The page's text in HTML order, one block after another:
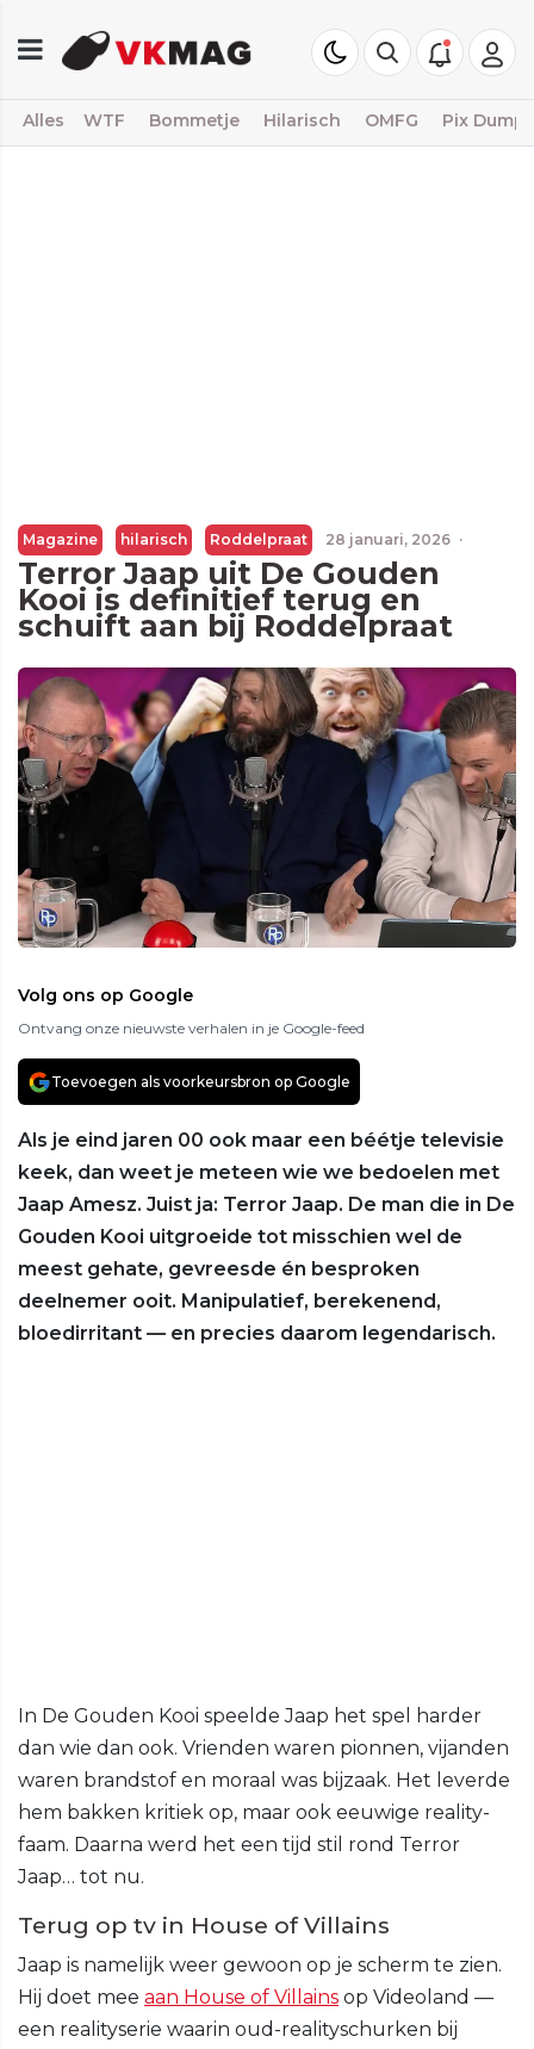
Alles WTF Bommetje Hilarisch OMFG Pix Dump
Magazine hilarisch Roddelpraat 28 januari, 2026 ·
Terror Jaap uit De Gouden
Kooi is definitief terug en
schuift aan bij Roddelpraat
Volg ons op Google
Ontvang onze nieuwste verhalen in je Google-feed
Toevoegen als voorkeursbron op Google
Als je eind jaren 00 ook maar een béétje televisie
keek, dan weet je meteen wie we bedoelen met
Jaap Amesz. Juist ja: Terror Jaap. De man die in De
Gouden Kooi uitgroeide tot misschien wel de
meest gehate, gevreesde én besproken
deelnemer ooit. Manipulatief, berekenend,
bloedirritant — en precies daarom legendarisch.
In De Gouden Kooi speelde Jaap het spel harder
dan wie dan ook. Vrienden waren pionnen, vijanden
waren brandstof en moraal was bijzaak. Het leverde
hem bakken kritiek op, maar ook eeuwige reality-
faam. Daarna werd het een tijd stil rond Terror
Jaap… tot nu.
Terug op tv in House of Villains
Jaap is namelijk weer gewoon op je scherm te zien.
Hij doet mee aan House of Villains op Videoland —
een realityserie waarin oud-realityschurken bij